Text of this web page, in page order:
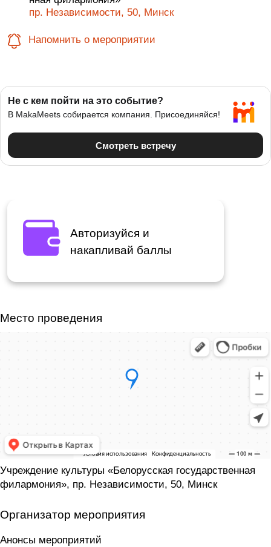
пр. Независимости, 50, Минск
Напомнить о мероприятии
Авторизуйся и
накапливай баллы
Место проведения
Учреждение культуры «Белорусская государственная
филармония», пр. Независимости, 50, Минск
Организатор мероприятия
Анонсы мероприятий